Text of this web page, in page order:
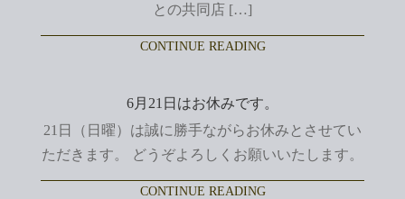
との共同店 […]
CONTINUE READING
6月21日はお休みです。
21日（日曜）は誠に勝手ながらお休みとさせてい
ただきます。 どうぞよろしくお願いいたします。
CONTINUE READING